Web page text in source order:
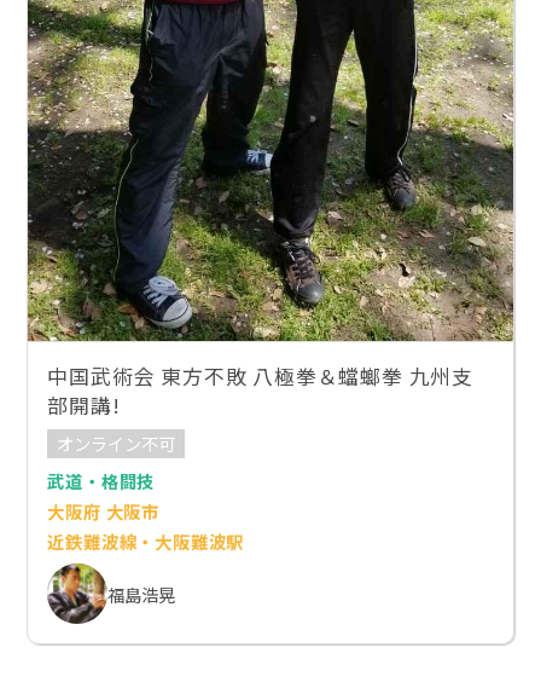
中国武術会 東方不敗 八極拳＆蟷螂拳 九州支
部開講!
オンライン不可
武道・格闘技
大阪府 大阪市
近鉄難波線・大阪難波駅
福島浩晃